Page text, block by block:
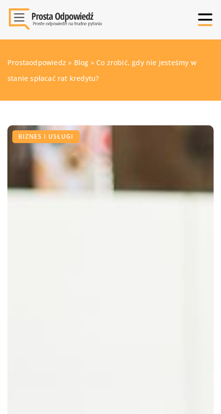
Prostaodpowiedz » Blog » Co zrobić, gdy nie jesteśmy w
stanie spłacać rat kredytu?
BIZNES I USŁUGI